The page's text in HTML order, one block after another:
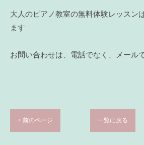
大人のピアノ教室の無料体験レッスン
ます
お問い合わせは、電話でなく、メール
< 前のページ 一覧に戻る